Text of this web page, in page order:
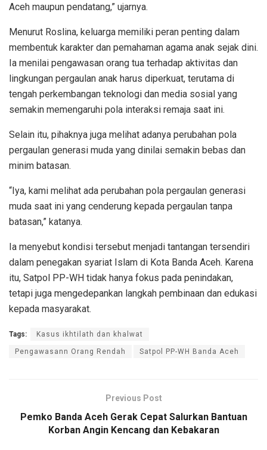
Aceh maupun pendatang,” ujarnya.
Menurut Roslina, keluarga memiliki peran penting dalam
membentuk karakter dan pemahaman agama anak sejak dini.
Ia menilai pengawasan orang tua terhadap aktivitas dan
lingkungan pergaulan anak harus diperkuat, terutama di
tengah perkembangan teknologi dan media sosial yang
semakin memengaruhi pola interaksi remaja saat ini.
Selain itu, pihaknya juga melihat adanya perubahan pola
pergaulan generasi muda yang dinilai semakin bebas dan
minim batasan.
“Iya, kami melihat ada perubahan pola pergaulan generasi
muda saat ini yang cenderung kepada pergaulan tanpa
batasan,” katanya.
Ia menyebut kondisi tersebut menjadi tantangan tersendiri
dalam penegakan syariat Islam di Kota Banda Aceh. Karena
itu, Satpol PP-WH tidak hanya fokus pada penindakan,
tetapi juga mengedepankan langkah pembinaan dan edukasi
kepada masyarakat.
Tags: Kasus ikhtilath dan khalwat
Pengawasann Orang Rendah Satpol PP-WH Banda Aceh
Previous Post
Pemko Banda Aceh Gerak Cepat Salurkan Bantuan
Korban Angin Kencang dan Kebakaran